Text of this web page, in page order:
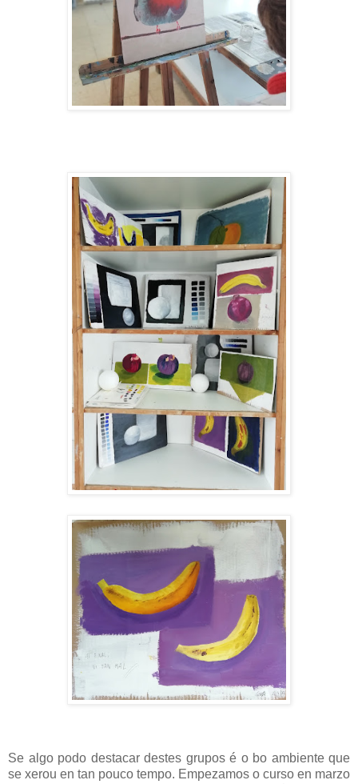
Se algo podo destacar destes grupos é o bo ambiente que
se xerou en tan pouco tempo. Empezamos o curso en marzo